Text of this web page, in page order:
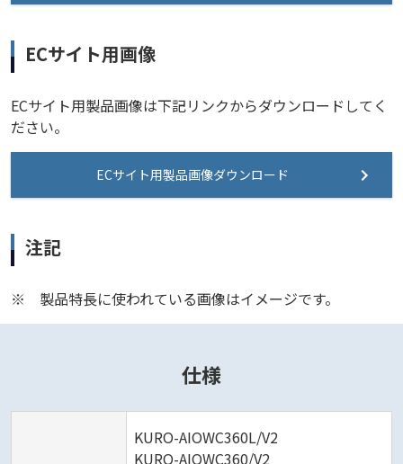
ECサイト用画像
ECサイト用製品画像は下記リンクからダウンロードしてく
ださい。
ECサイト用製品画像ダウンロード
注記
※ 製品特長に使われている画像はイメージです。
仕様
KURO-AIOWC360L/V2
KURO-AIOWC360/V2